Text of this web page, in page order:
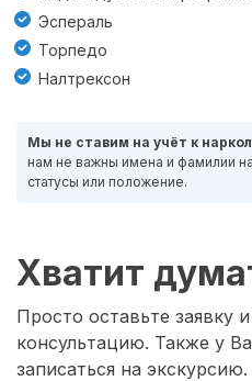
Эспераль
Торпедо
Налтрексон
Мы не ставим на учёт к
нам не важны имена и фамилии
статусы или положение.
Хватит
Просто оставьте заявку
консультацию. Также у
записаться на экскурсию.